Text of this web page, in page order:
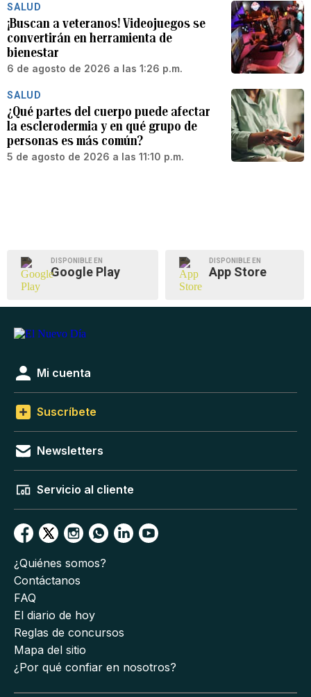
SALUD
¡Buscan a veteranos! Videojuegos se
convertirán en herramienta de
bienestar
6 de agosto de 2026 a las 1:26 p.m.
SALUD
¿Qué partes del cuerpo puede afectar
la esclerodermia y en qué grupo de
personas es más común?
5 de agosto de 2026 a las 11:10 p.m.
DISPONIBLE EN
Google Play
DISPONIBLE EN
App Store
Mi cuenta
Suscríbete
Newsletters
Servicio al cliente
¿Quiénes somos?
Contáctanos
FAQ
El diario de hoy
Reglas de concursos
Mapa del sitio
¿Por qué confiar en nosotros?